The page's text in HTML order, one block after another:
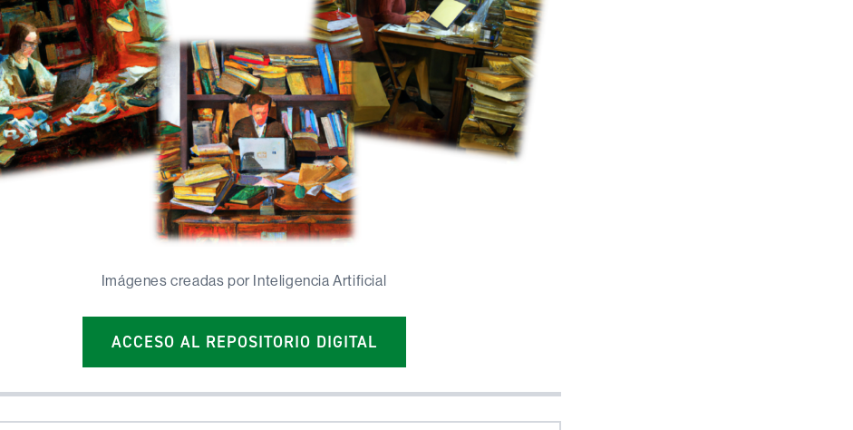
Imágenes creadas por Inteligencia Artificial
ACCESO AL REPOSITORIO DIGITAL